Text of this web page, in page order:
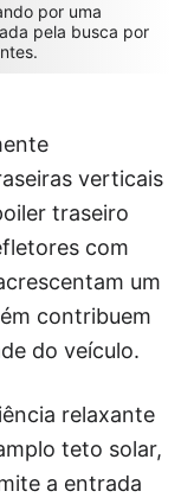
por uma
pela busca por
verticais
traseiro
com
um
contribuem
do veículo.
relaxante
teto solar,
a entrada